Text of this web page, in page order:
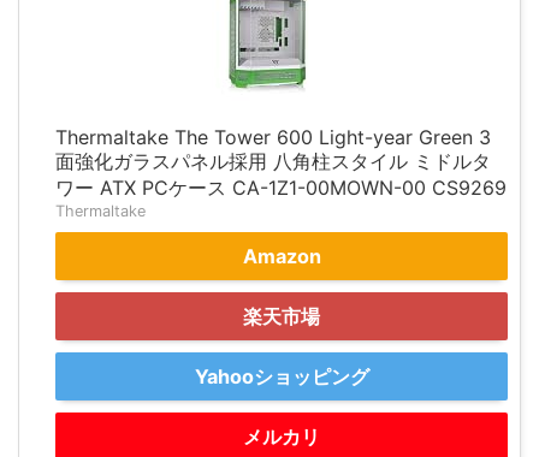
Thermaltake The Tower 600 Light-year Green 3
面強化ガラスパネル採用 八角柱スタイル ミドルタ
ワー ATX PCケース CA-1Z1-00MOWN-00 CS9269
Thermaltake
Amazon
楽天市場
Yahooショッピング
メルカリ